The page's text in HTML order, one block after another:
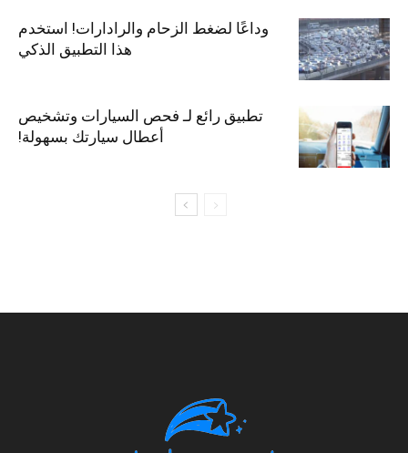
وداعًا لضغط الزحام والرادارات! استخدم
هذا التطبيق الذكي
تطبيق رائع لـ فحص السيارات وتشخيص
أعطال سيارتك بسهولة!